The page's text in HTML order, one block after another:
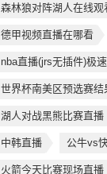
森林狼对阵湖人在线观
德甲视频直播在哪看
nba直播(jrs无插件)极
世界杯南美区预选赛结
湖人对战黑熊比赛直播
中韩直播 公牛vs
火箭今天比赛现场直播